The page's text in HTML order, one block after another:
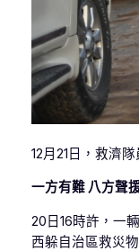
12月21日，救濟
一方有難 八方聲
20日16時許，一
西躲自治區救災